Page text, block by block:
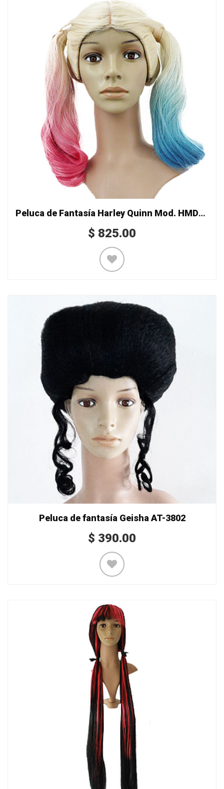
Peluca de Fantasía Harley Quinn Mod. HMD4079A613 -con vestuario-
$ 825.00
Peluca de fantasía Geisha AT-3802
$ 390.00